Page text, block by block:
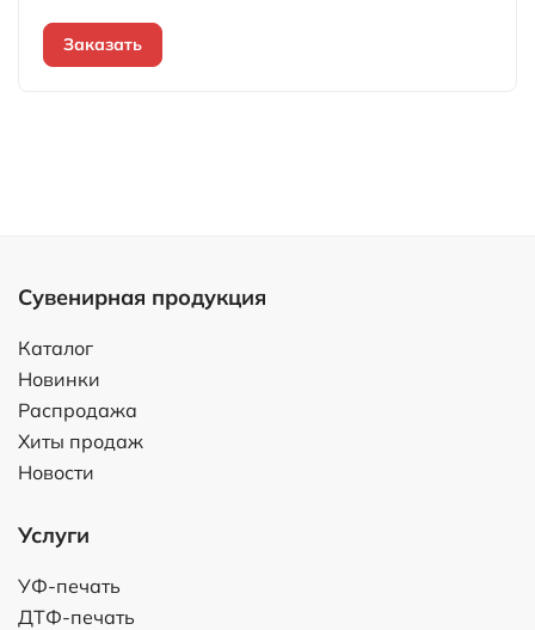
Заказать
Сувенирная продукция
Каталог
Новинки
Распродажа
Хиты продаж
Новости
Услуги
УФ-печать
ДТФ-печать